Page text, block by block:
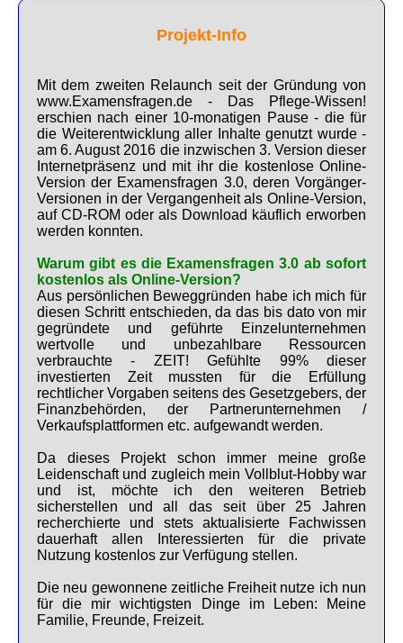
Projekt-Info
Mit dem zweiten Relaunch seit der Gründung von
www.Examensfragen.de - Das Pflege-Wissen!
erschien nach einer 10-monatigen Pause - die für
die Weiterentwicklung aller Inhalte genutzt wurde -
am 6. August 2016 die inzwischen 3. Version dieser
Internetpräsenz und mit ihr die kostenlose Online-
Version der Examensfragen 3.0, deren Vorgänger-
Versionen in der Vergangenheit als Online-Version,
auf CD-ROM oder als Download käuflich erworben
werden konnten.
Warum gibt es die Examensfragen 3.0 ab sofort
kostenlos als Online-Version?
Aus persönlichen Beweggründen habe ich mich für
diesen Schritt entschieden, da das bis dato von mir
gegründete und geführte Einzelunternehmen
wertvolle und unbezahlbare Ressourcen
verbrauchte - ZEIT! Gefühlte 99% dieser
investierten Zeit mussten für die Erfüllung
rechtlicher Vorgaben seitens des Gesetzgebers, der
Finanzbehörden, der Partnerunternehmen /
Verkaufsplattformen etc. aufgewandt werden.
Da dieses Projekt schon immer meine große
Leidenschaft und zugleich mein Vollblut-Hobby war
und ist, möchte ich den weiteren Betrieb
sicherstellen und all das seit über 25 Jahren
recherchierte und stets aktualisierte Fachwissen
dauerhaft allen Interessierten für die private
Nutzung kostenlos zur Verfügung stellen.
Die neu gewonnene zeitliche Freiheit nutze ich nun
für die mir wichtigsten Dinge im Leben: Meine
Familie, Freunde, Freizeit.